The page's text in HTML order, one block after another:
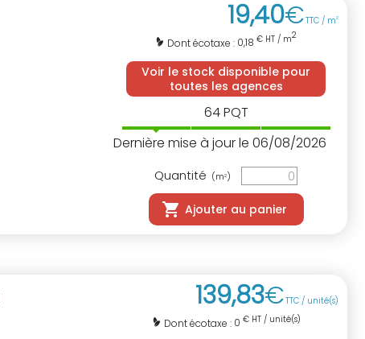
19,40€TTC / m2
Dont écotaxe : 0,18 € HT / m2
Voir le stock disponible pour
toutes les agences
64PQT
Dernière mise à jour le 06/08/2026
Quantité (m2)
Ajouter au panier
139,83€TTC / unité(s)
Dont écotaxe : 0 € HT / unité(s)